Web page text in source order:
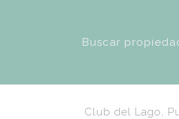
Buscar
Club del Lago,